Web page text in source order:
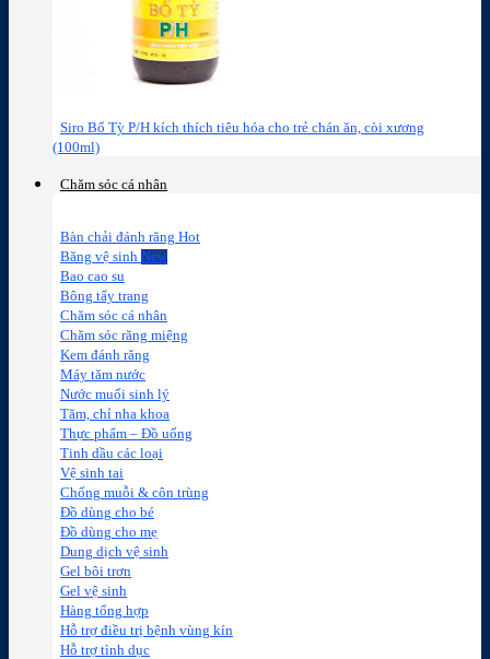
Siro Bổ Tỳ P/H kích thích tiêu hóa cho trẻ chán ăn, còi xương
(100ml)
Chăm sóc cá nhân
Bàn chải đánh răng
Băng vệ sinh
Bao cao su
Bông tẩy trang
Chăm sóc cá nhân
Chăm sóc răng miệng
Kem đánh răng
Máy tăm nước
Nước muối sinh lý
Tăm, chỉ nha khoa
Thực phẩm – Đồ uống
Tinh dầu các loại
Vệ sinh tai
Chống muỗi & côn trùng
Đồ dùng cho bé
Đồ dùng cho mẹ
Dung dịch vệ sinh
Gel bôi trơn
Gel vệ sinh
Hàng tổng hợp
Hỗ trợ điều trị bệnh vùng kín
Hỗ trợ tình dục